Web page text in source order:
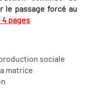
le passage forcé au
4 pages
sociale
matrice